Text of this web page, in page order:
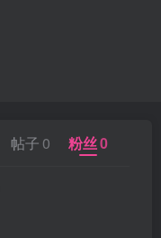
帖子 0 粉丝0